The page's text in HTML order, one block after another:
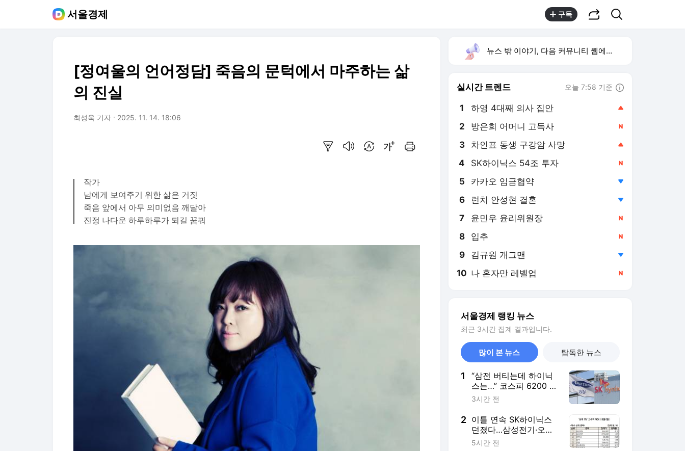
서울경제 구독
[정여울의 언어정담] 죽음의 문턱에서 마주하는 삶
의 진실
최성욱 기자 2025. 11. 14. 18:06
작가
남에게 보여주기 위한 삶은 거짓
죽음 앞에서 아무 의미없음 깨달아
진정 나다운 하루하루가 되길 꿈꿔
뉴스 밖 이야기, 다음 커뮤니티 웹에서 보기
실시간 트렌드 오늘 7:58 기준
1 하영 4대째 의사 집안
2 방은희 어머니 고독사
4 SK하이닉스 54조 투자
5 카카오 임금협약
6 런치 안성현 결혼
7 윤민우 윤리위원장
8 입추
9 김규원 개그맨
10 나 혼자만 레벨업
서울경제 랭킹 뉴스
최근 3시간 집계 결과입니다.
많이 본 뉴스 탐독한 뉴스
1
“삼전 버티는데 하이닉
스는…” 코스피 6200 사
수 안간힘 속 코스닥도
식]
3시간 전
2 이틀 연속 SK하이닉스
던졌다…삼성전기·오이
솔루션은 매수 [주식 초
5시간 전